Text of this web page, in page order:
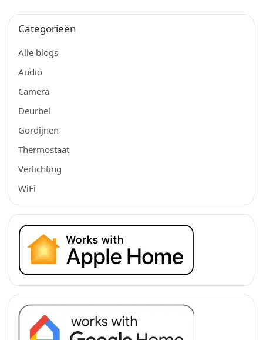
Categorieën
Alle blogs
Audio
Camera
Deurbel
Gordijnen
Thermostaat
Verlichting
WiFi